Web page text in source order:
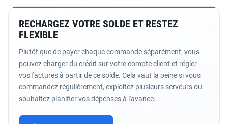
RECHARGEZ VOTRE SOLDE ET RESTEZ
FLEXIBLE
Plutôt que de payer chaque commande séparément, vous
pouvez charger du crédit sur votre compte client et régler
vos factures à partir de ce solde. Cela vaut la peine si vous
commandez régulièrement, exploitez plusieurs serveurs ou
souhaitez planifier vos dépenses à l'avance.